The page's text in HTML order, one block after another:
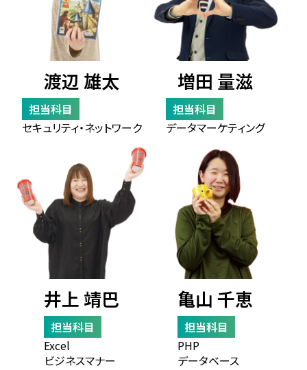
渡辺 雄太
担当科目
セキュリティ・ネットワーク
増田 量滋
担当科目
データマーケティング
井上 靖巴
担当科目
Excel
ビジネスマナー
亀山 千恵
担当科目
PHP
データベース